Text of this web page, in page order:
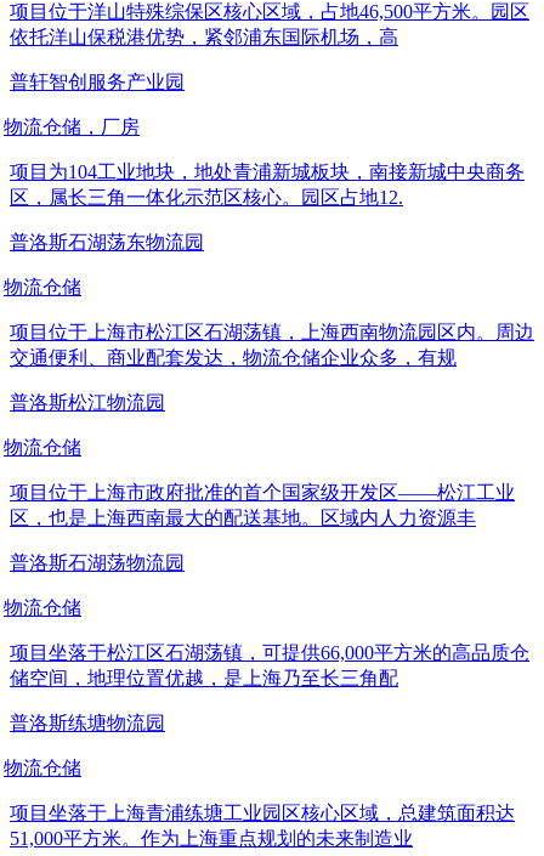
项目位于洋山特殊综保区核心区域，占地46,500平方米。园区
依托洋山保税港优势，紧邻浦东国际机场，高
普轩智创服务产业园
物流仓储，厂房
项目为104工业地块，地处青浦新城板块，南接新城中央商务
区，属长三角一体化示范区核心。园区占地12.
普洛斯石湖荡东物流园
物流仓储
项目位于上海市松江区石湖荡镇，上海西南物流园区内。周边
交通便利、商业配套发达，物流仓储企业众多，有规
普洛斯松江物流园
物流仓储
项目位于上海市政府批准的首个国家级开发区——松江工业
区，也是上海西南最大的配送基地。区域内人力资源丰
普洛斯石湖荡物流园
物流仓储
项目坐落于松江区石湖荡镇，可提供66,000平方米的高品质仓
储空间，地理位置优越，是上海乃至长三角配
普洛斯练塘物流园
物流仓储
项目坐落于上海青浦练塘工业园区核心区域，总建筑面积达
51,000平方米。作为上海重点规划的未来制造业